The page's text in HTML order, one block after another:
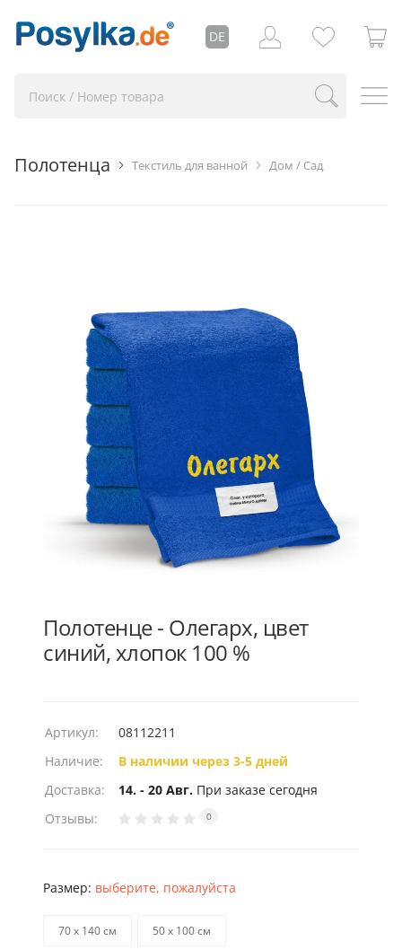
DE
Дом / Сад
Текстиль для ванной
Полотенца
Полотенце - Олегарх, цвет
синий, хлопок 100 %
Артикул:
08112211
Наличие:
В наличии через 3-5 дней
Доставка:
14. - 20 Авг. При заказе сегодня
Отзывы:
0
Размер: выберите, пожалуйста
70 х 140 см 50 х 100 см